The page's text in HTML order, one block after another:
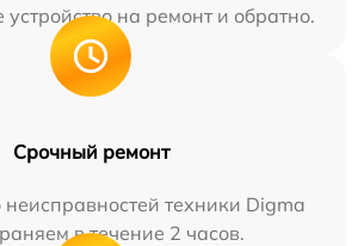
устройство на ремонт и обратно.
Срочный ремонт
техники Digma
в течение 2 часов.